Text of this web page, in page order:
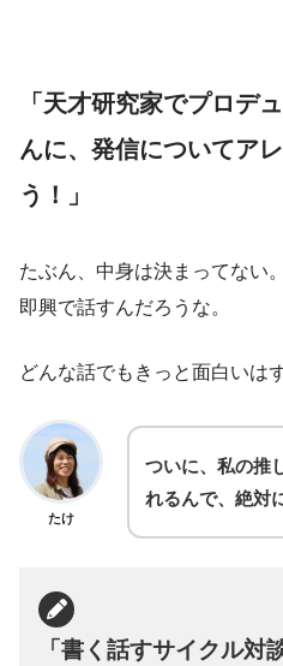
「天才研究家でプロデ
んに、発信についてア
う！」
たぶん、中身は決まってない。
即興で話すんだろうな。
どんな話でもきっと面白いはず
たけ
ついに、私の推
れるんで、絶対
「書く話すサイクル対